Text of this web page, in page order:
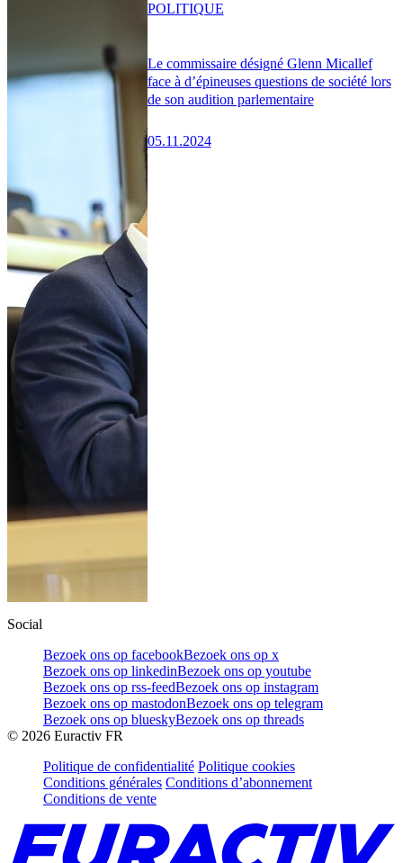
Le commissaire désigné Glenn Micallef
face à d’épineuses questions de société lors
de son audition parlementaire
05.11.2024
POLITIQUE
Social
Bezoek ons op facebookBezoek ons op x
Bezoek ons op linkedinBezoek ons op youtube
Bezoek ons op rss-feedBezoek ons op instagram
Bezoek ons op mastodonBezoek ons op telegram
Bezoek ons op blueskyBezoek ons op threads
© 2026 Euractiv FR
Politique de confidentialité Politique cookies
Conditions générales Conditions d’abonnement
Conditions de vente